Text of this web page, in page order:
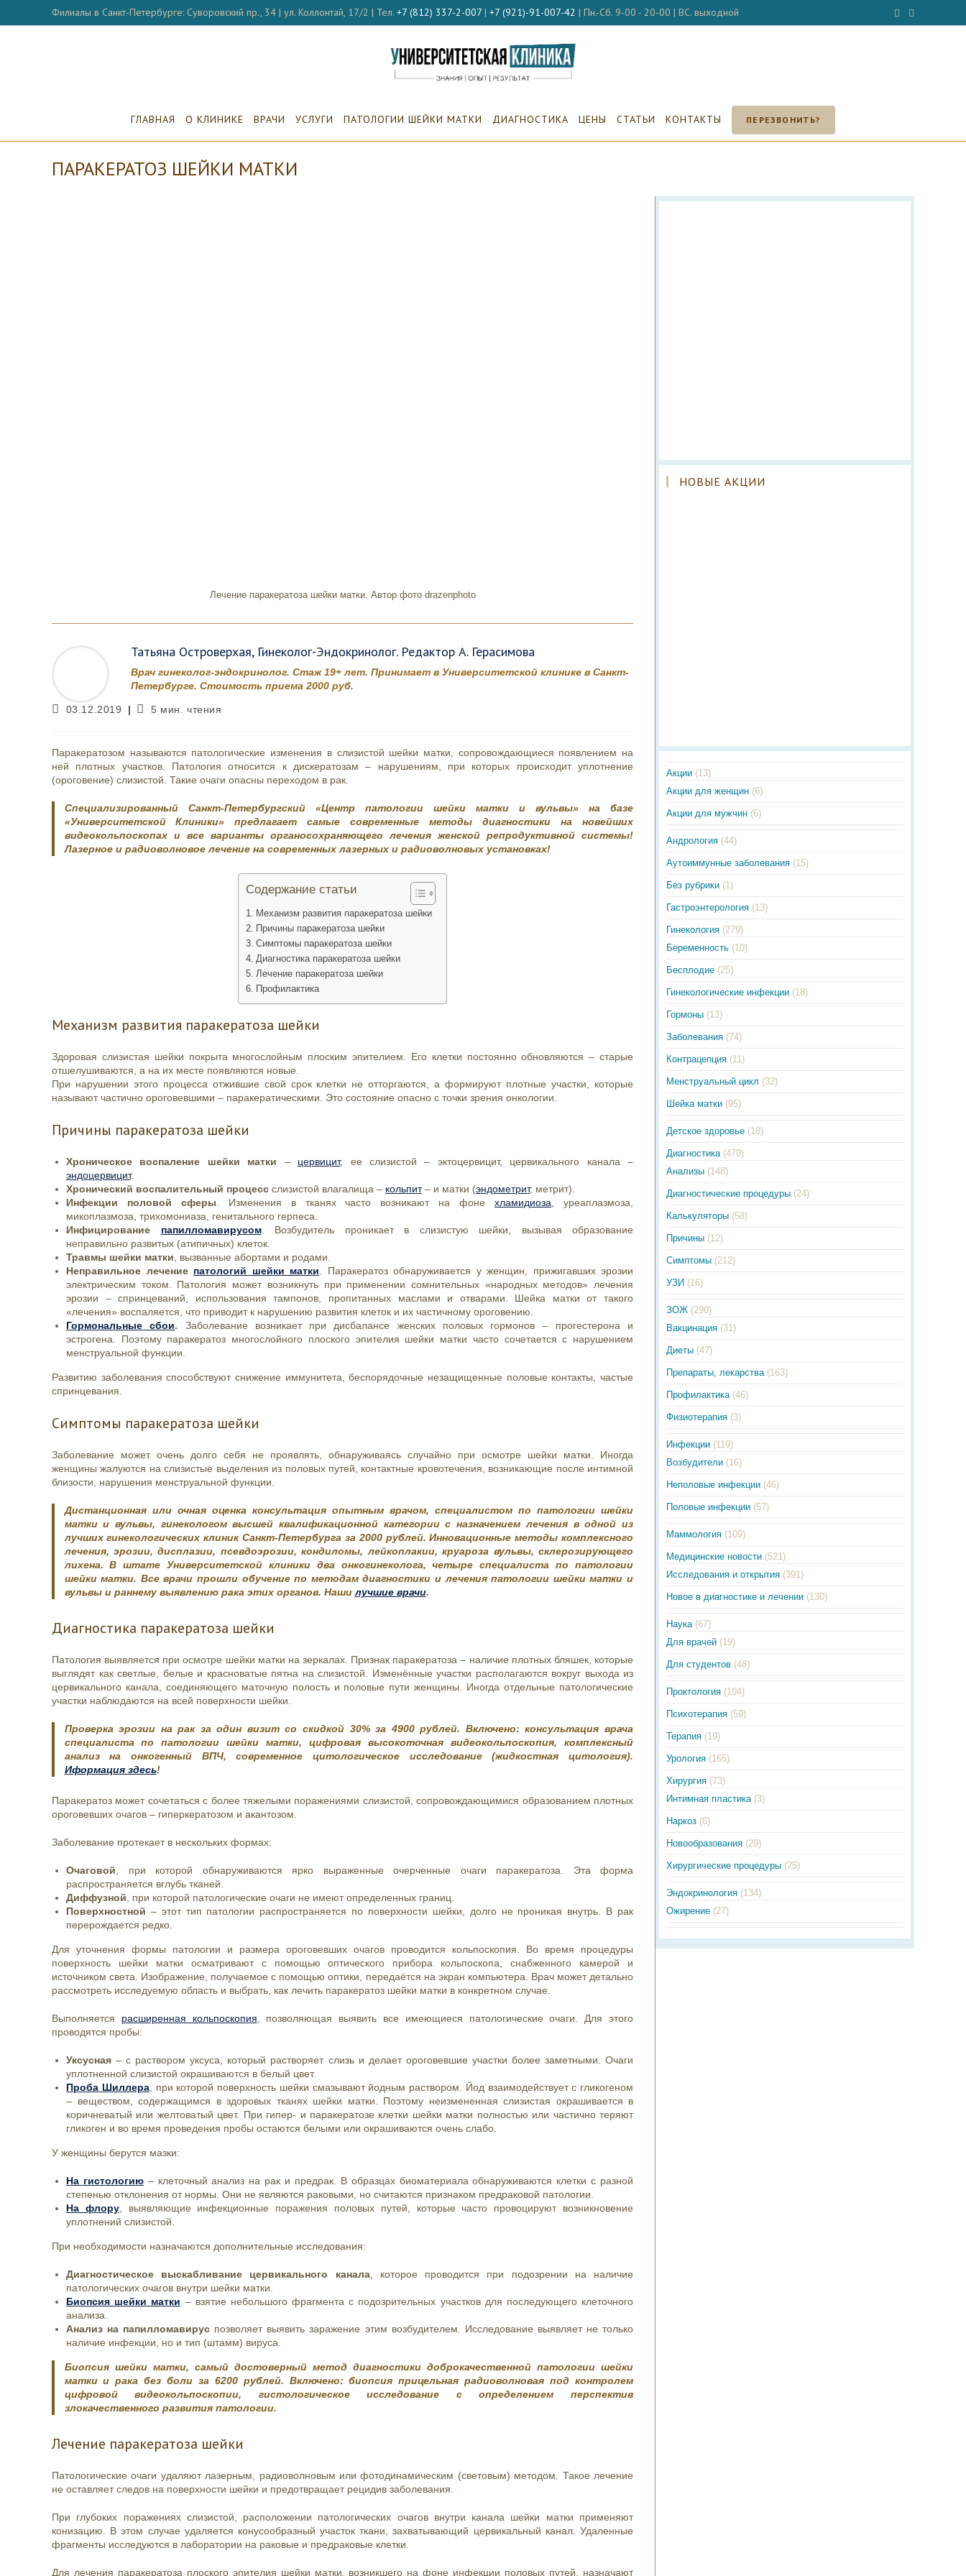
Филиалы в Санкт-Петербурге: Суворовский пр., 34 | ул. Коллонтай, 17/2 | Тел. +7 (812) 337-2-007 | +7 (921)-91-007-42 | Пн.-Сб. 9-00 - 20-00 | ВС. выходной
ГЛАВНАЯ О КЛИНИКЕ ВРАЧИ УСЛУГИ ПАТОЛОГИИ ШЕЙКИ МАТКИ ДИАГНОСТИКА ЦЕНЫ СТАТЬИ КОНТАКТЫ ПЕРЕЗВОНИТЬ?
ПАРАКЕРАТОЗ ШЕЙКИ МАТКИ
Лечение паракератоза шейки матки. Автор фото drazenphoto
Татьяна Островерхая, Гинеколог-Эндокринолог. Редактор А. Герасимова
Врач гинеколог-эндокринолог. Стаж 19+ лет. Принимает в Университетской клинике в Санкт-
Петербурге. Стоимость приема 2000 руб.
Запись
03.12.2019
Время
5 мин. чтения
Паракератозом называются патологические изменения в слизистой шейки матки, сопровождающиеся появлением на
ней плотных участков. Патология относится к дискератозам – нарушениям, при которых происходит уплотнение
(ороговение) слизистой. Такие очаги опасны переходом в рак.
Специализированный Санкт-Петербургский «Центр патологии шейки матки и вульвы» на базе
«Университетской Клиники» предлагает самые современные методы диагностики на новейших
видеокольпоскопах и все варианты органосохраняющего лечения женской репродуктивной системы!
Лазерное и радиоволновое лечение на современных лазерных и радиоволновых установках!
Содержание статьи
Механизм развития паракератоза шейки
Причины паракератоза шейки
Симптомы паракератоза шейки
Диагностика паракератоза шейки
Лечение паракератоза шейки
Профилактика
Механизм развития паракератоза шейки
Здоровая слизистая шейки покрыта многослойным плоским эпителием. Его клетки постоянно обновляются – старые
отшелушиваются, а на их месте появляются новые.
При нарушении этого процесса отжившие свой срок клетки не отторгаются, а формируют плотные участки, которые
называют частично ороговевшими – паракератическими. Это состояние опасно с точки зрения онкологии.
Причины паракератоза шейки
Хроническое воспаление шейки матки – цервицит, ее слизистой – эктоцервицит, цервикального канала –
эндоцервицит.
Хронический воспалительный процесс слизистой влагалища – кольпит– и матки (эндометрит, метрит).
Инфекции половой сферы. Изменения в тканях часто возникают на фонехламидиоза, уреаплазмоза,
микоплазмоза, трихомониаза, генитального герпеса.
Инфицирование папилломавирусом. Возбудитель проникает в слизистую шейки, вызывая образование
неправильно развитых (атипичных) клеток.
Травмы шейки матки, вызванные абортами и родами.
Неправильное лечение патологий шейки матки. Паракератоз обнаруживается у женщин, прижигавших эрозии
электрическим током. Патология может возникнуть при применении сомнительных «народных методов» лечения
эрозии – спринцеваний, использования тампонов, пропитанных маслами и отварами. Шейка матки от такого
«лечения» воспаляется, что приводит к нарушению развития клеток и их частичному ороговению.
Гормональные сбои. Заболевание возникает при дисбалансе женских половых гормонов – прогестерона и
эстрогена. Поэтому паракератоз многослойного плоского эпителия шейки матки часто сочетается с нарушением
менструальной функции.
Развитию заболевания способствуют снижение иммунитета, беспорядочные незащищенные половые контакты, частые
спринцевания.
Симптомы паракератоза шейки
Заболевание может очень долго себя не проявлять, обнаруживаясь случайно при осмотре шейки матки. Иногда
женщины жалуются на слизистые выделения из половых путей, контактные кровотечения, возникающие после интимной
близости, нарушения менструальной функции.
Дистанционная или очная оценка консультация опытным врачом, специалистом по патологии шейки
матки и вульвы, гинекологом высшей квалификационной категории с назначением лечения в одной из
лучших гинекологических клиник Санкт-Петербурга за 2000 рублей. Инновационные методы комплексного
лечения, эрозии, дисплазии, псевдоэрозии, кондиломы, лейкоплакии, круароза вульвы, склерозирующего
лихена. В штате Университетской клиники два онкогинеколога, четыре специалиста по патологии
шейки матки. Все врачи прошли обучение по методам диагностики и лечения патологии шейки матки и
вульвы и раннему выявлению рака этих органов. Нашилучшие врачи.
Диагностика паракератоза шейки
Патология выявляется при осмотре шейки матки на зеркалах. Признак паракератоза – наличие плотных бляшек, которые
выглядят как светлые, белые и красноватые пятна на слизистой. Изменённые участки располагаются вокруг выхода из
цервикального канала, соединяющего маточную полость и половые пути женщины. Иногда отдельные патологические
участки наблюдаются на всей поверхности шейки.
Проверка эрозии на рак за один визит со скидкой 30% за 4900 рублей. Включено: консультация врача
специалиста по патологии шейки матки, цифровая высокоточная видеокольпоскопия, комплексный
анализ на онкогенный ВПЧ, современное цитологическое исследование (жидкостная цитология).
Иформация здесь!
Паракератоз может сочетаться с более тяжелыми поражениями слизистой, сопровождающимися образованием плотных
ороговевших очагов – гиперкератозом и акантозом.
Заболевание протекает в нескольких формах:
Очаговой, при которой обнаруживаются ярко выраженные очерченные очаги паракератоза. Эта форма
распространяется вглубь тканей.
Диффузной, при которой патологические очаги не имеют определенных границ.
Поверхностной – этот тип патологии распространяется по поверхности шейки, долго не проникая внутрь. В рак
перерождается редко.
Для уточнения формы патологии и размера ороговевших очагов проводится кольпоскопия. Во время процедуры
поверхность шейки матки осматривают с помощью оптического прибора кольпоскопа, снабженного камерой и
источником света. Изображение, получаемое с помощью оптики, передаётся на экран компьютера. Врач может детально
рассмотреть исследуемую область и выбрать, как лечить паракератоз шейки матки в конкретном случае.
Выполняется расширенная кольпоскопия, позволяющая выявить все имеющиеся патологические очаги. Для этого
проводятся пробы:
Уксусная – с раствором уксуса, который растворяет слизь и делает ороговевшие участки более заметными. Очаги
уплотненной слизистой окрашиваются в белый цвет.
Проба Шиллера, при которой поверхность шейки смазывают йодным раствором. Йод взаимодействует с гликогеном
– веществом, содержащимся в здоровых тканях шейки матки. Поэтому неизмененная слизистая окрашивается в
коричневатый или желтоватый цвет. При гипер- и паракератозе клетки шейки матки полностью или частично теряют
гликоген и во время проведения пробы остаются белыми или окрашиваются очень слабо.
У женщины берутся мазки:
На гистологию– клеточный анализ на рак и предрак. В образцах биоматериала обнаруживаются клетки с разной
степенью отклонения от нормы. Они не являются раковыми, но считаются признаком предраковой патологии.
На флору, выявляющие инфекционные поражения половых путей, которые часто провоцируют возникновение
уплотнений слизистой.
При необходимости назначаются дополнительные исследования:
Диагностическое выскабливание цервикального канала, которое проводится при подозрении на наличие
патологических очагов внутри шейки матки.
Биопсия шейки матки – взятие небольшого фрагмента с подозрительных участков для последующего клеточного
анализа.
Анализ на папилломавирус позволяет выявить заражение этим возбудителем. Исследование выявляет не только
наличие инфекции, но и тип (штамм) вируса.
Биопсия шейки матки, самый достоверный метод диагностики доброкачественной патологии шейки
матки и рака без боли за 6200 рублей. Включено: биопсия прицельная радиоволновая под контролем
цифровой видеокольпоскопии, гистологическое исследование с определением перспектив
злокачественного развития патологии.
Лечение паракератоза шейки
Патологические очаги удаляют лазерным, радиоволновым или фотодинамическим (световым) методом. Такое лечение
не оставляет следов на поверхности шейки и предотвращает рецидив заболевания.
При глубоких поражениях слизистой, расположении патологических очагов внутри канала шейки матки применяют
конизацию. В этом случае удаляется конусообразный участок ткани, захватывающий цервикальный канал. Удаленные
фрагменты исследуются в лаборатории на раковые и предраковые клетки.
Для лечения паракератоза плоского эпителия шейки матки, возникшего на фоне инфекции половых путей, назначают
НОВЫЕ АКЦИИ
Акции (13)
Акции для женщин (6)
Акции для мужчин (6)
Андрология (44)
Аутоиммунные заболевания (15)
Без рубрики (1)
Гастроэнтерология (13)
Гинекология (279)
Беременность (10)
Бесплодие (25)
Гинекологические инфекции (18)
Гормоны (13)
Заболевания (74)
Контрацепция (11)
Менструальный цикл (32)
Шейка матки (95)
Детское здоровье (18)
Диагностика (470)
Анализы (148)
Диагностические процедуры (24)
Калькуляторы (58)
Причины (12)
Симптомы (212)
УЗИ (16)
ЗОЖ (290)
Вакцинация (31)
Диеты (47)
Препараты, лекарства (163)
Профилактика (46)
Физиотерапия (3)
Инфекции (119)
Возбудители (16)
Неполовые инфекции (46)
Половые инфекции (57)
Маммология (109)
Медицинские новости (521)
Исследования и открытия (391)
Новое в диагностике и лечении (130)
Наука (67)
Для врачей (19)
Для студентов (48)
Проктология (104)
Психотерапия (59)
Терапия (19)
Урология (165)
Хирургия (73)
Интимная пластика (3)
Наркоз (6)
Новообразования (29)
Хирургические процедуры (25)
Эндокринология (134)
Ожирение (27)